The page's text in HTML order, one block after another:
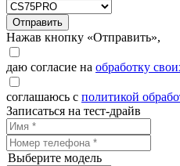
Отправить
Нажав кнопку «Отправить»,
даю согласие на обработку
соглашаюсь с политикой
Записаться на тест-драйв
Выберите модель